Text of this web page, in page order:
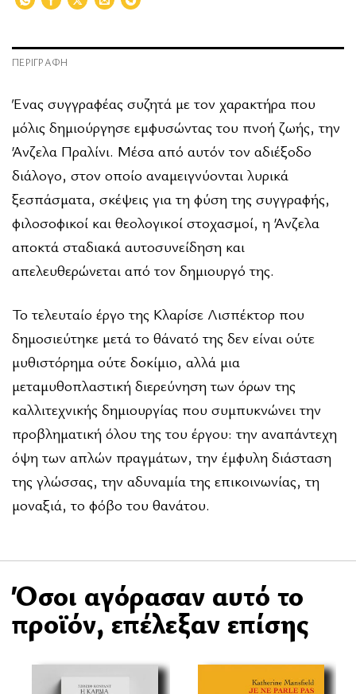
ΠΕΡΙΓΡΑΦΉ
Ένας συγγραφέας συζητά με τον χαρακτήρα που
μόλις δημιούργησε εμφυσώντας του πνοή ζωής, την
Άνζελα Πραλίνι. Μέσα από αυτόν τον αδιέξοδο
διάλογο, στον οποίο αναμειγνύονται λυρικά
ξεσπάσματα, σκέψεις για τη φύση της συγγραφής,
φιλοσοφικοί και θεολογικοί στοχασμοί, η Άνζελα
αποκτά σταδιακά αυτοσυνείδηση και
απελευθερώνεται από τον δημιουργό της.
Το τελευταίο έργο της Κλαρίσε Λισπέκτορ που
δημοσιεύτηκε μετά το θάνατό της δεν είναι ούτε
μυθιστόρημα ούτε δοκίμιο, αλλά μια
μεταμυθοπλαστική διερεύνηση των όρων της
καλλιτεχνικής δημιουργίας που συμπυκνώνει την
προβληματική όλου της του έργου: την αναπάντεχη
όψη των απλών πραγμάτων, την έμφυλη διάσταση
της γλώσσας, την αδυναμία της επικοινωνίας, τη
μοναξιά, το φόβο του θανάτου.
Όσοι αγόρασαν αυτό το
προϊόν, επέλεξαν επίσης